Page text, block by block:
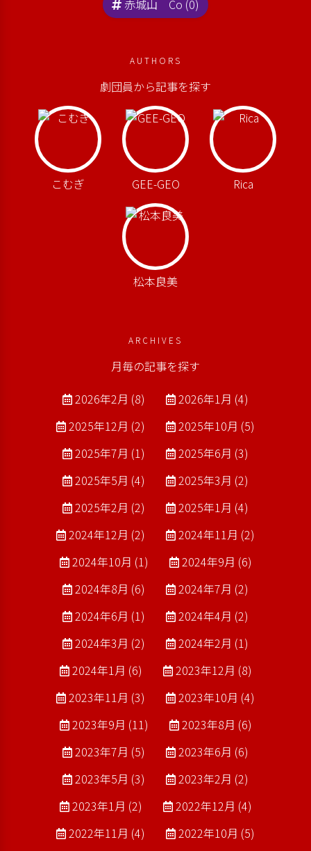
赤城山 Co (0)
AUTHORS
劇団員から記事を探す
こむぎ GEE-GEO Rica
松本良美
ARCHIVES
月毎の記事を探す
2026年2月 (8)
2026年1月 (4)
2025年12月 (2)
2025年10月 (5)
2025年7月 (1)
2025年6月 (3)
2025年5月 (4)
2025年3月 (2)
2025年2月 (2)
2025年1月 (4)
2024年12月 (2)
2024年11月 (2)
2024年10月 (1)
2024年9月 (6)
2024年8月 (6)
2024年7月 (2)
2024年6月 (1)
2024年4月 (2)
2024年3月 (2)
2024年2月 (1)
2024年1月 (6)
2023年12月 (8)
2023年11月 (3)
2023年10月 (4)
2023年9月 (11)
2023年8月 (6)
2023年7月 (5)
2023年6月 (6)
2023年5月 (3)
2023年2月 (2)
2023年1月 (2)
2022年12月 (4)
2022年11月 (4)
2022年10月 (5)